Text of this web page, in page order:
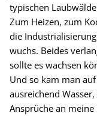
typischen
Zum Heizen, zum
die
wuchs. Beides
sollte es wachsen
Und so kam man
ausreichend
Ansprüche an